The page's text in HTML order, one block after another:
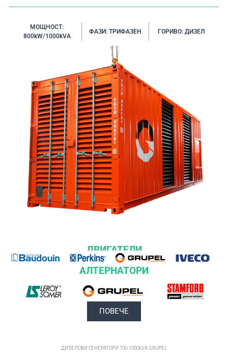
МОЩНОСТ:
800kW/1000kVA
ФАЗИ: ТРИФАЗЕН ГОРИВО: ДИЗЕЛ
ДВИГАТЕЛИ
АЛТЕРНАТОРИ
ПОВЕЧЕ
ДИЗЕЛОВИ ГЕНЕРАТОРИ 700-1000kVA GRUPEL